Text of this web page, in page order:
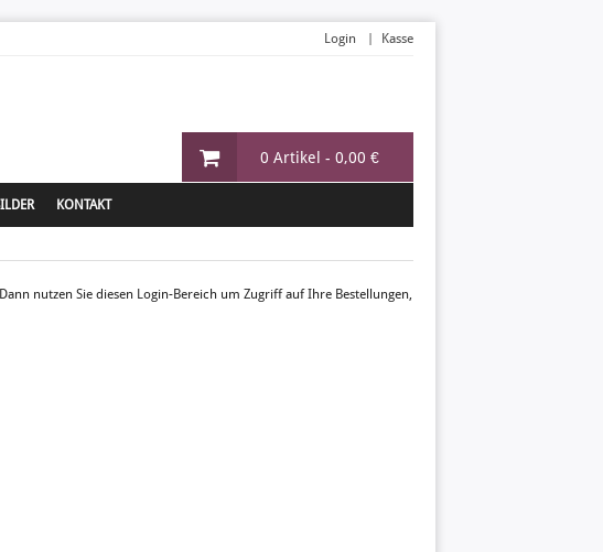
0 Artikel - 0,00 €
Login Kasse
KONTAKT
nutzen Sie diesen Login-Bereich um Zugriff auf Ihre Bestellungen,